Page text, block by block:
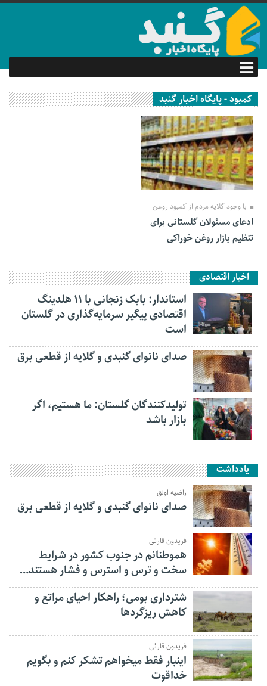
کمبود - پایگاه اخبار گنبد
27 آبان 1399
با وجود گلایه مردم از کمبود روغن
ادعای مسئولان گلستانی برای
تنظیم بازار روغن خوراکی
اخبار اقتصادی
استاندار: بابک زنجانی با ۱۱ هلدینگ
اقتصادی پیگیر سرمایه‌گذاری در گلستان
است
صدای نانوای گنبدی و گلایه از قطعی برق
تولیدکنندگان گلستان: ما هستیم، اگر
بازار باشد
یادداشت
راضیه اونق
صدای نانوای گنبدی و گلایه از قطعی برق
فریدون قارئی
هموطنانم در جنوب کشور در شرایط
سخت و ترس و استرس و فشار هستند…
شترداری بومی؛ راهکار احیای مراتع و
کاهش ریزگردها
فریدون قارئی
اینبار فقط میخواهم تشکر کنم و بگویم
خداقوت